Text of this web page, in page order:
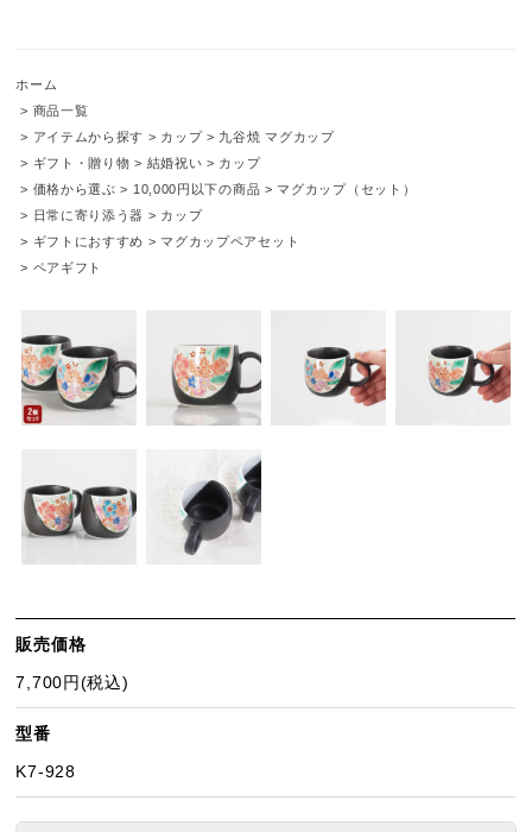
ホーム
> 商品一覧
> アイテムから探す > カップ > 九谷焼 マグカップ
> ギフト・贈り物 > 結婚祝い > カップ
> 価格から選ぶ > 10,000円以下の商品 > マグカップ（セット）
> 日常に寄り添う器 > カップ
> ギフトにおすすめ > マグカップペアセット
> ペアギフト
販売価格
7,700円(税込)
型番
K7-928